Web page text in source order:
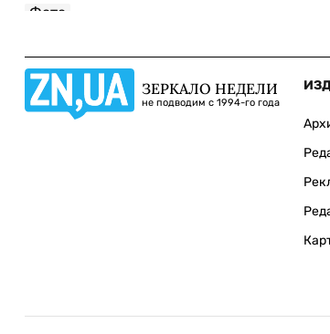
Фото
ЗЕРКАЛО НЕДЕЛИ
не подводим с 1994-го года